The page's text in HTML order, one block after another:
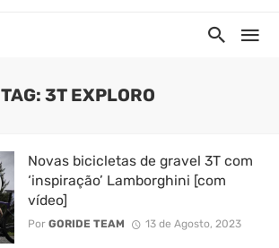
TAG: 3T EXPLORO
Novas bicicletas de gravel 3T com
‘inspiração’ Lamborghini [com
vídeo]
Por GORIDE TEAM 13 de Agosto, 2023